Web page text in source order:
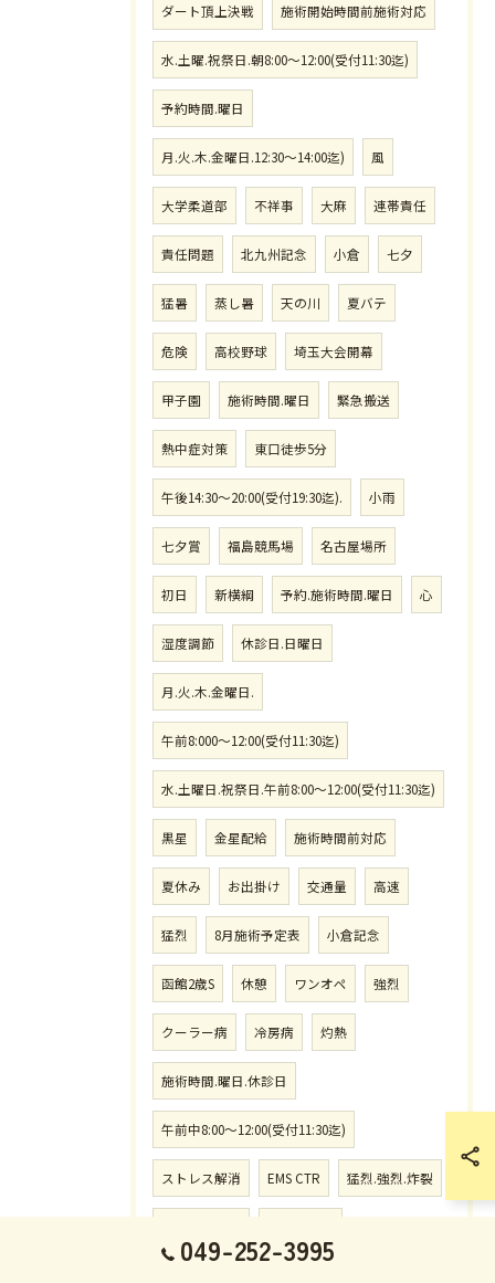
ダート頂上決戦 施術開始時間前施術対応
水.土曜.祝祭日.朝8:00〜12:00(受付11:30迄)
予約時間.曜日
月.火.木.金曜日.12:30〜14:00迄) 風
大学柔道部 不祥事 大麻 連帯責任
責任問題 北九州記念 小倉 七夕
猛暑 蒸し暑 天の川 夏バテ
危険 高校野球 埼玉大会開幕
甲子園 施術時間.曜日 緊急搬送
熱中症対策 東口徒歩5分
午後14:30〜20:00(受付19:30迄). 小雨
七夕賞 福島競馬場 名古屋場所
初日 新横綱 予約.施術時間.曜日 心
湿度調節 休診日.日曜日
月.火.木.金曜日.
午前8:000〜12:00(受付11:30迄)
水.土曜日.祝祭日.午前8:00〜12:00(受付11:30迄)
黒星 金星配給 施術時間前対応
夏休み お出掛け 交通量 高速
猛烈 8月施術予定表 小倉記念
函館2歳S 休憩 ワンオペ 強烈
クーラー病 冷房病 灼熱
施術時間.曜日.休診日
午前中8:00〜12:00(受付11:30迄)
ストレス解消 EMS CTR 猛烈.強烈.炸裂
049-252-3995